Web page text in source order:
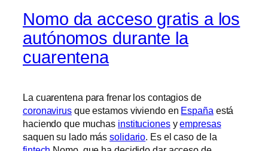
Nomo da acceso gratis a los
autónomos durante la
cuarentena
La cuarentena para frenar los contagios de
coronavirusque estamos viviendo en España está
haciendo que muchas institucionesyempresas
saquen su lado mássolidario . Es el caso de la